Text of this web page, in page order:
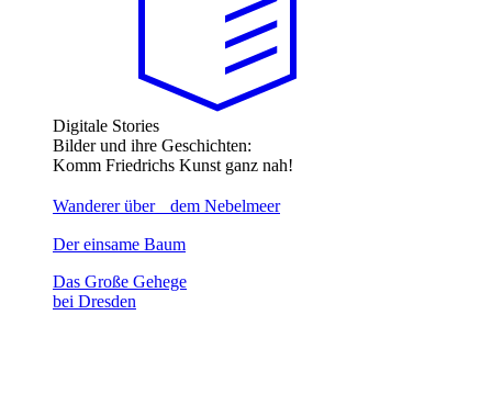
Digitale Stories
Bilder und ihre Geschichten:
Komm Friedrichs Kunst ganz nah!
Wanderer über dem Nebelmeer
Der einsame Baum
Das Große Gehege
bei Dresden